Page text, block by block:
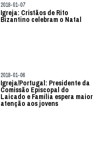
2018-01-07
Igreja: Cristãos de Rito
Bizantino celebram o Natal
2018-01-06
Igreja/Portugal: Presidente da
Comissão Episcopal do
Laicado e Família espera maior
atenção aos jovens